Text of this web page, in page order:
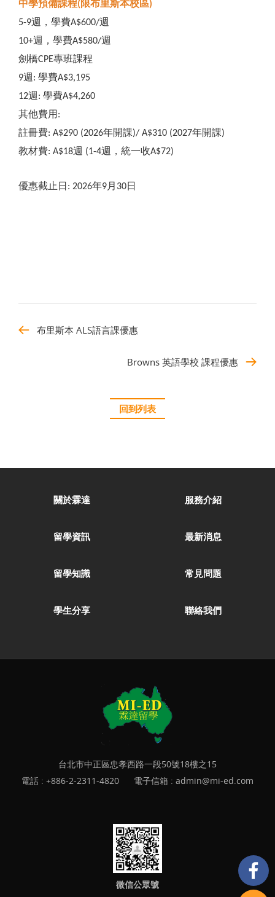
中學預備課程(限布里斯本校區)
5-9週，學費A$600/週
10+週，學費A$580/週
劍橋CPE專班課程
9週: 學費A$3,195
12週: 學費A$4,260
其他費用:
註冊費: A$290 (2026年開課)/ A$310 (2027年開課)
教材費: A$18週 (1-4週，統一收A$72)
優惠截止日: 2026年9月 30日
布里斯本 ALS語言課優惠
Browns 英語學校 課程優惠
回到列表
關於霖達 服務介紹
留學資訊 最新消息
留學知識 常見問題
學生分享 聯絡我們
台北市中正區忠孝西路一段50號18樓之15
電話 : +886-2-2311-4820 電子信箱 : admin@mi-ed.com
微信公眾號